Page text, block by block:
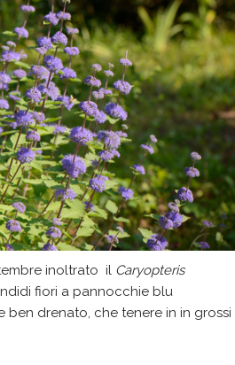
inoltrato il Caryopteris
fiori a pannocchie blu
ben drenato, che tenere in in grossi